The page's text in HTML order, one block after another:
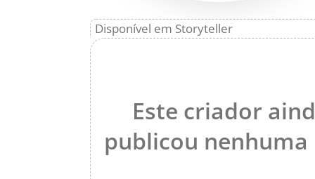
Disponível em Storyteller
Este criador
publicou